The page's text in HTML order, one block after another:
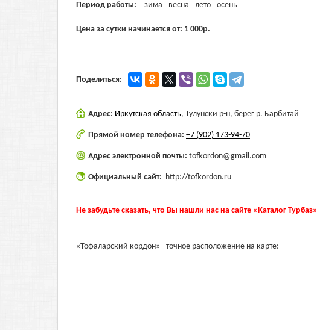
Период работы: зима весна лето осень
Цена за сутки начинается от: 1 000р.
Поделиться:
Адрес: Иркутская область, Тулунски р-н, берег р. Барбитай
Прямой номер телефона: +7 (902) 173-94-70
Адрес электронной почты: tofkordon@gmail.com
Официальный сайт: http://tofkordon.ru
Не забудьте сказать, что Вы нашли нас на сайте «Каталог Турбаз»
«Тофаларский кордон» - точное расположение на карте: